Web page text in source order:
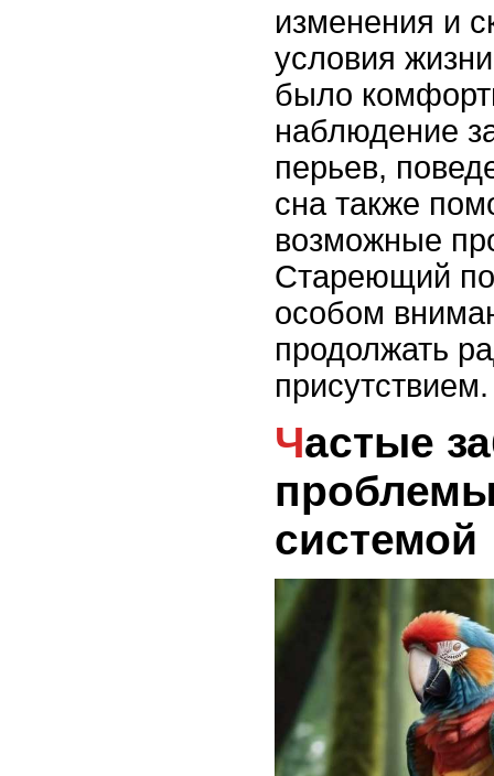
изменения и
условия
было
наблюдение
перьев,
сна также
возможные
Стареющий
особом
продолжать
присутствием.
Частые заболевания и
системой